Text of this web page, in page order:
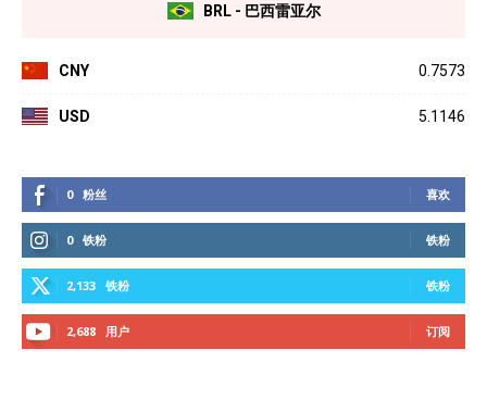
BRL - 巴西雷亚尔
CNY 0.7573
USD 5.1146
0 粉丝 喜欢
0 铁粉 铁粉
2,133 铁粉 铁粉
2,688 用户 订阅